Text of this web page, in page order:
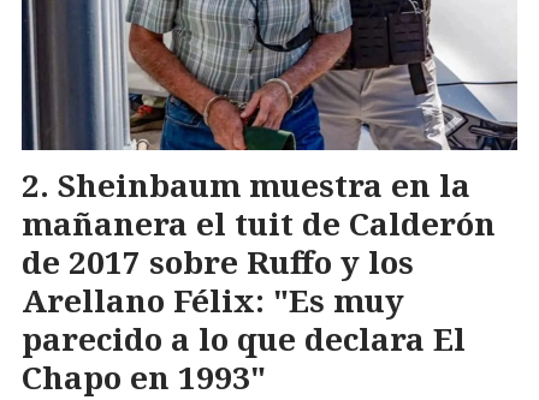
Sheinbaum muestra en la
mañanera el tuit de Calderón
de 2017 sobre Ruffo y los
Arellano Félix: "Es muy
parecido a lo que declara El
Chapo en 1993"